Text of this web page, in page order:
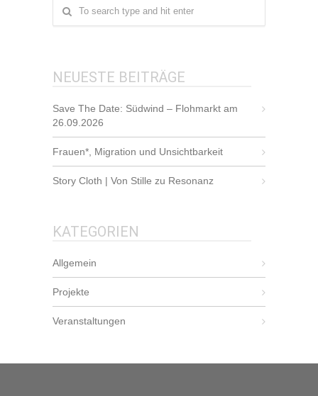
NEUESTE BEITRÄGE
Save The Date: Südwind – Flohmarkt am
26.09.2026
Frauen*, Migration und Unsichtbarkeit
Story Cloth | Von Stille zu Resonanz
KATEGORIEN
Allgemein
Projekte
Veranstaltungen